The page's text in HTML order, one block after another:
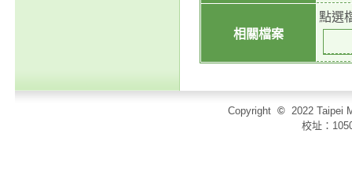
相關檔案
點選
Copyright © 2022 Taipei
校址：